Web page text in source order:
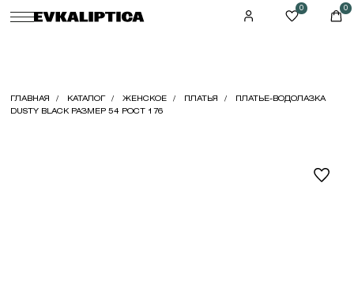
0 0
ГЛАВНАЯ КАТАЛОГ ЖЕНСКОЕ ПЛАТЬЯ
ПЛАТЬЕ-ВОДОЛАЗКА
DUSTY BLACK РАЗМЕР 54 РОСТ 176